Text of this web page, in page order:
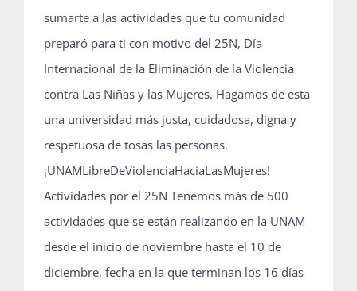
sumarte a las actividades que tu comunidad
preparó para ti con motivo del 25N, Día
Internacional de la Eliminación de la Violencia
contra Las Niñas y las Mujeres. Hagamos de esta
una universidad más justa, cuidadosa, digna y
respetuosa de tosas las personas.
¡UNAMLibreDeViolenciaHaciaLasMujeres!
Actividades por el 25N Tenemos más de 500
actividades que se están realizando en la UNAM
desde el inicio de noviembre hasta el 10 de
diciembre, fecha en la que terminan los 16 días